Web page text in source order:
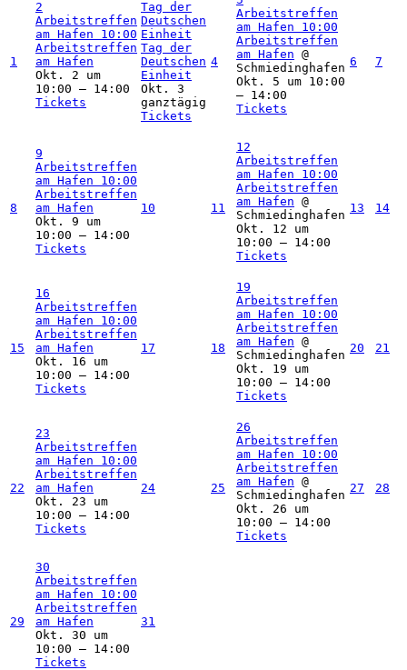
1
2
Arbeitstreffen
am Hafen 10:00
Arbeitstreffen
am Hafen
Okt. 2 um
10:00 – 14:00
Tickets
Tag der
Deutschen
Einheit
Tag der
Deutschen
Einheit
Okt. 3
ganztägig
Tickets
4
Arbeitstreffen
am Hafen 10:00
Arbeitstreffen
am Hafen @
Schmiedinghafen
Okt. 5 um 10:00
– 14:00
Tickets
6 7
8
9
Arbeitstreffen
am Hafen 10:00
Arbeitstreffen
am Hafen
Okt. 9 um
10:00 – 14:00
Tickets
10 11
12
Arbeitstreffen
am Hafen 10:00
Arbeitstreffen
am Hafen @
Schmiedinghafen
Okt. 12 um
10:00 – 14:00
Tickets
13 14
15
16
Arbeitstreffen
am Hafen 10:00
Arbeitstreffen
am Hafen
Okt. 16 um
10:00 – 14:00
Tickets
17 18
19
Arbeitstreffen
am Hafen 10:00
Arbeitstreffen
am Hafen @
Schmiedinghafen
Okt. 19 um
10:00 – 14:00
Tickets
20 21
22
23
Arbeitstreffen
am Hafen 10:00
Arbeitstreffen
am Hafen
Okt. 23 um
10:00 – 14:00
Tickets
24 25
26
Arbeitstreffen
am Hafen 10:00
Arbeitstreffen
am Hafen @
Schmiedinghafen
Okt. 26 um
10:00 – 14:00
Tickets
27 28
29
30
Arbeitstreffen
am Hafen 10:00
Arbeitstreffen
am Hafen
Okt. 30 um
10:00 – 14:00
Tickets
31